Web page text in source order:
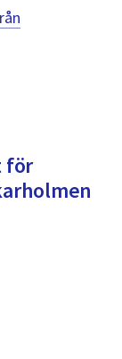
för